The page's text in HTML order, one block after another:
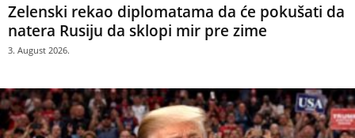
Zelenski rekao diplomatama da će pokušati da
natera Rusiju da sklopi mir pre zime
3. August 2026.